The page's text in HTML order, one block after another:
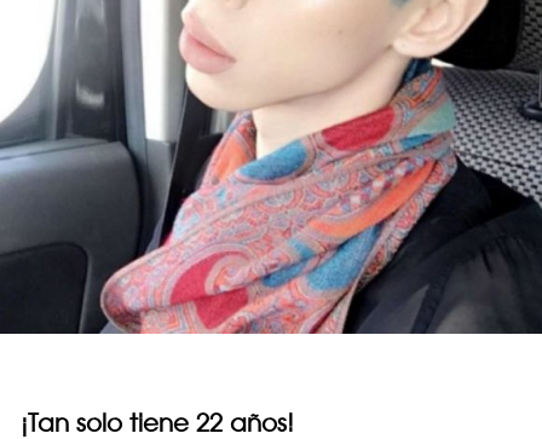
¡Tan solo tiene 22 años!